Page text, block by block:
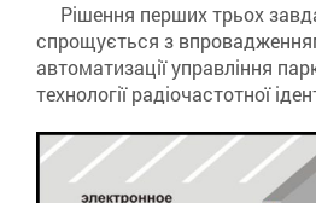
Рішення перших трьох
спрощується з
автоматизації управління
технології радіочастотної